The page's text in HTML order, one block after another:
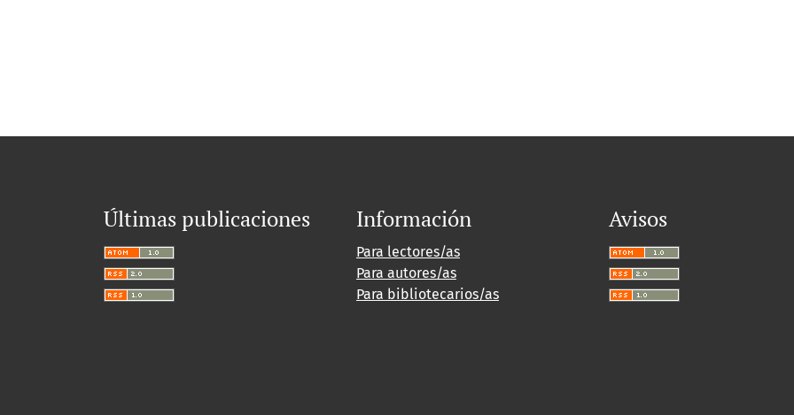
Últimas publicaciones Información
Para lectores/as
Para autores/as
Para bibliotecarios/as
Avisos